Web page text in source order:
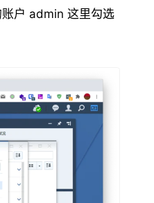
户 admin 这里勾选